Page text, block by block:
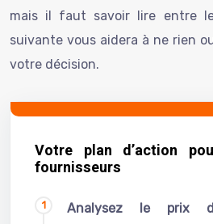
mais il faut savoir lire entre
suivante vous aidera à ne rien
votre décision.
Votre plan d’action
fournisseurs
Analysez le prix